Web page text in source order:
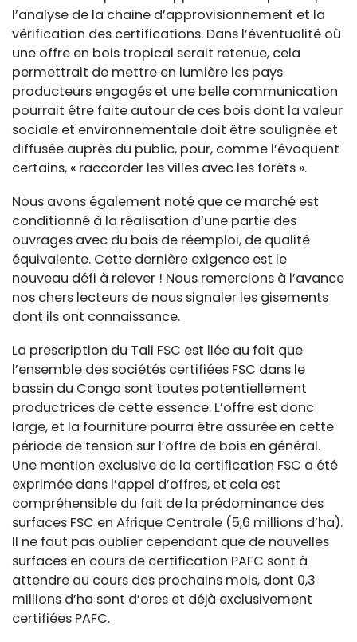
l’analyse de la chaine d’approvisionnement et la
vérification des certifications. Dans l’éventualité où
une offre en bois tropical serait retenue, cela
permettrait de mettre en lumière les pays
producteurs engagés et une belle communication
pourrait être faite autour de ces bois dont la valeur
sociale et environnementale doit être soulignée et
diffusée auprès du public, pour, comme l’évoquent
certains, « raccorder les villes avec les forêts ».
Nous avons également noté que ce marché est
conditionné à la réalisation d’une partie des
ouvrages avec du bois de réemploi, de qualité
équivalente. Cette dernière exigence est le
nouveau défi à relever ! Nous remercions à l’avance
nos chers lecteurs de nous signaler les gisements
dont ils ont connaissance.
La prescription du Tali FSC est liée au fait que
l’ensemble des sociétés certifiées FSC dans le
bassin du Congo sont toutes potentiellement
productrices de cette essence. L’offre est donc
large, et la fourniture pourra être assurée en cette
période de tension sur l’offre de bois en général.
Une mention exclusive de la certification FSC a été
exprimée dans l’appel d’offres, et cela est
compréhensible du fait de la prédominance des
surfaces FSC en Afrique Centrale (5,6 millions d’ha).
Il ne faut pas oublier cependant que de nouvelles
surfaces en cours de certification PAFC sont à
attendre au cours des prochains mois, dont 0,3
millions d’ha sont d’ores et déjà exclusivement
certifiées PAFC.